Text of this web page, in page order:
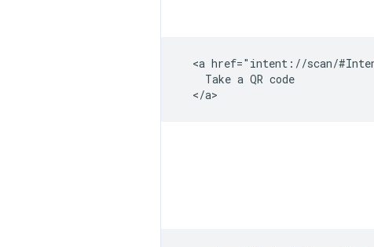
<a href="intent://scan/
    Take a QR code